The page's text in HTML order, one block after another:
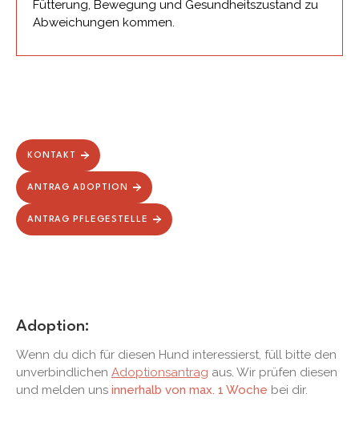
Fütterung, Bewegung und Gesundheitszustand zu
Abweichungen kommen.
KONTAKT
ANTRAG ADOPTION
ANTRAG PFLEGESTELLE
Adoption:
Wenn du dich für diesen Hund interessierst, füll bitte den
unverbindlichen Adoptionsantrag aus. Wir prüfen diesen
und melden uns innerhalb von max. 1 Woche bei dir.